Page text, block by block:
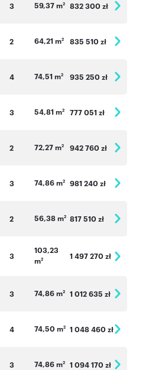
3 59,37 m2 832 300 zł
2 64,21 m2 835 510 zł
4 74,51 m2 935 250 zł
3 54,81 m2 777 051 zł
2 72,27 m2 942 760 zł
3 74,86 m2 981 240 zł
2 56,38 m2 817 510 zł
3
103,23
m2 1 497 270 zł
3 74,86 m2 1 012 635 zł
4 74,50 m2 1 048 460 zł
3 74,86 m2 1 094 170 zł